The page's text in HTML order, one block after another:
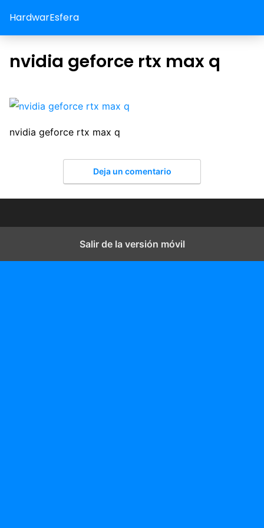
HardwarEsfera
nvidia geforce rtx max q
nvidia geforce rtx max q
Deja un comentario
Salir de la versión móvil